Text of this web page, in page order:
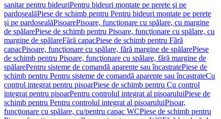
sanitar pentru bideuriPentru bideuri montate pe perete şi pe
pardosealăPiese de schimb pentru Pentru bideuri montate pe perete
şi pe pardosealăPisoarePisoare, funcţionare cu spălare, cu margine
de spălarePiese de schimb pentru Pisoare, funcţionare cu spălare, cu
margine de spălareFără capacPiese de schimb pentru Fără
capacPisoare, funcţionare cu spălare, fără margine de spălarePiese
de schimb pentru Pisoare, funcţionare cu spălare, fără margine de
spălarePentru sisteme de comandă aparente sau încastratePiese de
schimb pentru Pentru sisteme de comandă aparente sau încastrateCu
control integrat pentru pisoarPiese de schimb pentru Cu control
integrat pentru pisoarPentru controlul integrat al pisoaruluiPiese de
schimb pentru Pentru controlul integrat al pisoaruluiPisoar,
funcţionare cu spălare, cu/pentru capac WCPiese de schimb pentru